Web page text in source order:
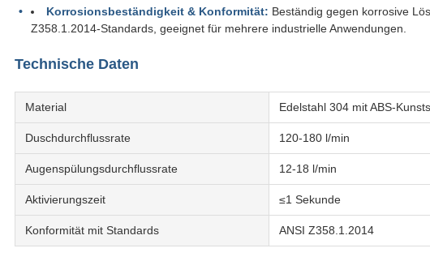
Korrosionsbeständigkeit & Konformität: Beständig gegen korrosive
Z358.1.2014-Standards, geeignet für mehrere industrielle Anwendungen.
Technische Daten
Material Edelstahl 304 mit ABS-
Duschdurchflussrate 120-180 l/min
Augenspülungsdurchflussrate 12-18 l/min
Aktivierungszeit ≤1 Sekunde
Konformität mit Standards ANSI Z358.1.2014